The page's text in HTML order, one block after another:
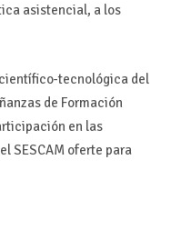
asistencial, a los
tecnológica del
de Formación
en las
SESCAM oferte para